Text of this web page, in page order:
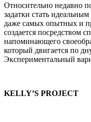
Относительно недавно
задатки стать
даже самых опытных и
создается посредством
напоминающего
который двигается по
Экспериментальный
KELLY’S PROJECT